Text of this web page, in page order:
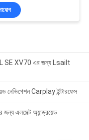
অটো, ইউটিউব,
গুগল প্লে
SE XV70 এর জন্য Lsailt
নেভিগেশন Carplay ইন্টারফেস
এলসেল্ট অ্যান্ড্রয়েড